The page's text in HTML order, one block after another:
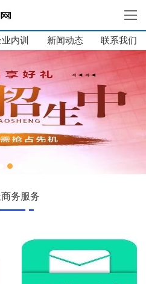
网站首页
大学生培训
单招集训
企业内训
新闻动态
内训 新闻动态 联系我们
务服务